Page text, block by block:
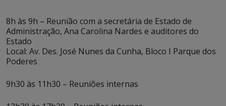
8h às 9h – Reunião com a secretária de Estado de
Administração, Ana Carolina Nardes e auditores do
Estado
Local: Av. Des. José Nunes da Cunha, Bloco I Parque dos
Poderes
9h30 às 11h30 – Reuniões internas